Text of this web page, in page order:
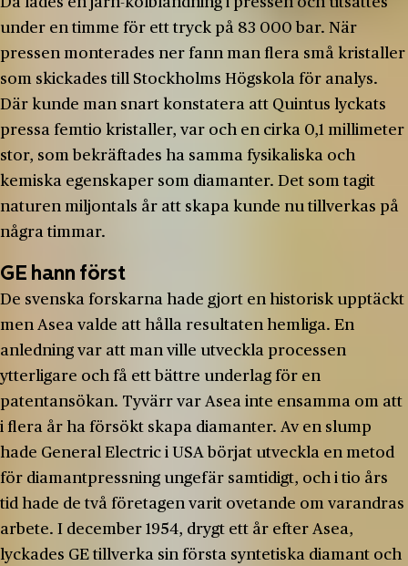
under en timme för ett tryck på 83 000 bar. När
pressen monterades ner fann man flera små kristaller
som skickades till Stockholms Högskola för analys.
Där kunde man snart konstatera att Quintus lyckats
pressa femtio kristaller, var och en cirka 0,1 millimeter
stor, som bekräftades ha samma fysikaliska och
kemiska egenskaper som diamanter. Det som tagit
naturen miljontals år att skapa kunde nu tillverkas på
några timmar.
GE hann först
De svenska forskarna hade gjort en historisk upptäckt
men Asea valde att hålla resultaten hemliga. En
anledning var att man ville utveckla processen
ytterligare och få ett bättre underlag för en
patentansökan. Tyvärr var Asea inte ensamma om att
i flera år ha försökt skapa diamanter. Av en slump
hade General Electric i USA börjat utveckla en metod
för diamantpressning ungefär samtidigt, och i tio års
tid hade de två företagen varit ovetande om varandras
arbete. I december 1954, drygt ett år efter Asea,
lyckades GE tillverka sin första syntetiska diamant och